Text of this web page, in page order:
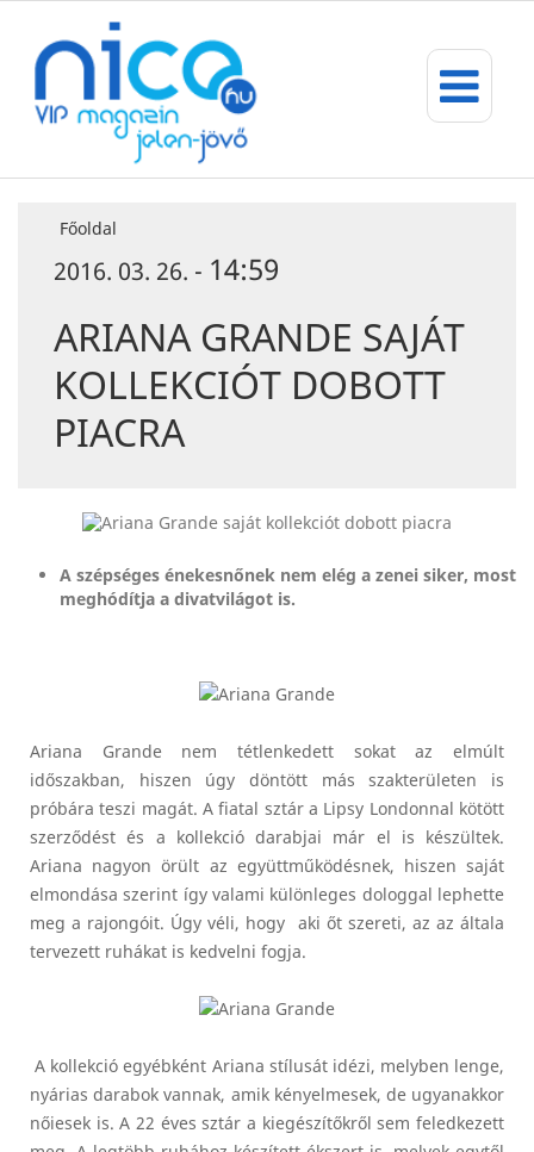
Főoldal
2016. 03. 26. - 14:59
ARIANA GRANDE SAJÁT
KOLLEKCIÓT DOBOTT
PIACRA
A szépséges énekesnőnek nem elég a zenei siker, most
meghódítja a divatvilágot is.
Ariana Grande nem tétlenkedett sokat az elmúlt
időszakban, hiszen úgy döntött más szakterületen is
próbára teszi magát. A fiatal sztár a Lipsy Londonnal kötött
szerződést és a kollekció darabjai már el is készültek.
Ariana nagyon örült az együttműködésnek, hiszen saját
elmondása szerint így valami különleges dologgal lephette
meg a rajongóit. Úgy véli, hogy aki őt szereti, az az általa
tervezett ruhákat is kedvelni fogja.
A kollekció egyébként Ariana stílusát idézi, melyben lenge,
nyárias darabok vannak, amik kényelmesek, de ugyanakkor
nőiesek is. A 22 éves sztár a kiegészítőkről sem feledkezett